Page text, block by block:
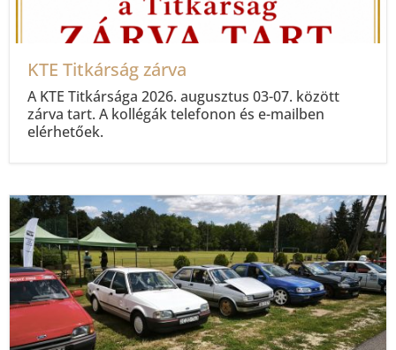
KTE Titkárság zárva
A KTE Titkársága 2026. augusztus 03-07. között
zárva tart. A kollégák telefonon és e-mailben
elérhetőek.